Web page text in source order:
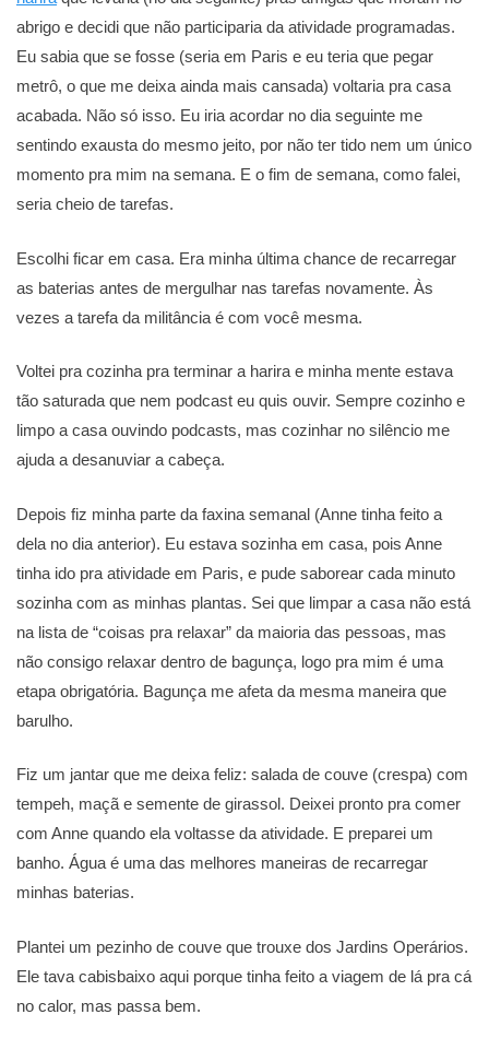
abrigo e decidi que não participaria da atividade programadas.
Eu sabia que se fosse (seria em Paris e eu teria que pegar
metrô, o que me deixa ainda mais cansada) voltaria pra casa
acabada. Não só isso. Eu iria acordar no dia seguinte me
sentindo exausta do mesmo jeito, por não ter tido nem um único
momento pra mim na semana. E o fim de semana, como falei,
seria cheio de tarefas.
Escolhi ficar em casa. Era minha última chance de recarregar
as baterias antes de mergulhar nas tarefas novamente. Às
vezes a tarefa da militância é com você mesma.
Voltei pra cozinha pra terminar a harira e minha mente estava
tão saturada que nem podcast eu quis ouvir. Sempre cozinho e
limpo a casa ouvindo podcasts, mas cozinhar no silêncio me
ajuda a desanuviar a cabeça.
Depois fiz minha parte da faxina semanal (Anne tinha feito a
dela no dia anterior). Eu estava sozinha em casa, pois Anne
tinha ido pra atividade em Paris, e pude saborear cada minuto
sozinha com as minhas plantas. Sei que limpar a casa não está
na lista de “coisas pra relaxar” da maioria das pessoas, mas
não consigo relaxar dentro de bagunça, logo pra mim é uma
etapa obrigatória. Bagunça me afeta da mesma maneira que
barulho.
Fiz um jantar que me deixa feliz: salada de couve (crespa) com
tempeh, maçã e semente de girassol. Deixei pronto pra comer
com Anne quando ela voltasse da atividade. E preparei um
banho. Água é uma das melhores maneiras de recarregar
minhas baterias.
Plantei um pezinho de couve que trouxe dos Jardins Operários.
Ele tava cabisbaixo aqui porque tinha feito a viagem de lá pra cá
no calor, mas passa bem.